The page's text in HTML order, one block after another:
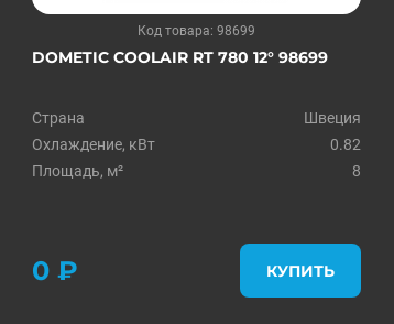
Код товара: 98699
DOMETIC COOLAIR RT 780 12° 98699
Страна
Швеция
Охлаждение, кВт
0.82
Площадь, м²
8
0 ₽ КУПИТЬ